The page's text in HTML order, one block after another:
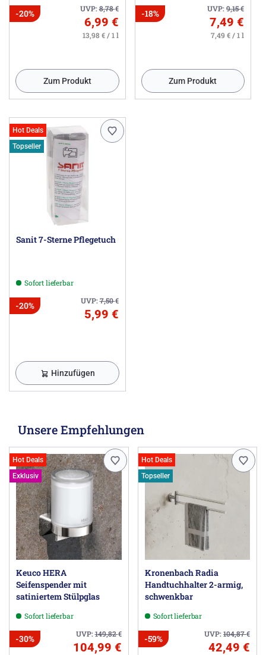
UVP:8,78€
-20%
6,99 €
13,98 € / 1 l
Zum Produkt
UVP:9,15€
-18%
7,49 €
7,49 € / 1 l
Zum Produkt
Hot Deals
Topseller
Sanit 7-Sterne Pflegetuch
Sofort lieferbar
UVP:7,50€
-20%
5,99 €
Hinzufügen
Unsere Empfehlungen
Hot Deals
Exklusiv
Keuco HERA
Seifenspender mit
satiniertem Stülpglas
Sofort lieferbar
UVP:149,82€
-30%
104,99 €
Hot Deals
Topseller
Kronenbach Radia
Handtuchhalter 2-armig,
schwenkbar
Sofort lieferbar
UVP:104,87€
-59%
42,49 €